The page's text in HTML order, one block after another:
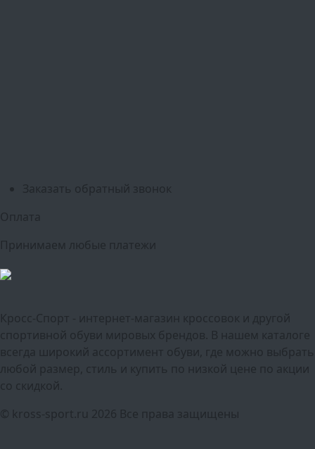
Заказать обратный звонок
Оплата
Принимаем любые платежи
Кросс-Спорт - интернет-магазин кроссовок и другой
спортивной обуви мировых брендов. В нашем каталоге
всегда широкий ассортимент обуви, где можно выбрать
любой размер, стиль и купить по низкой цене по акции
со скидкой.
© kross-sport.ru
2026 Все права защищены